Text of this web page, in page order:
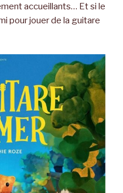
accueillants… Et si le
pour jouer de la guitare